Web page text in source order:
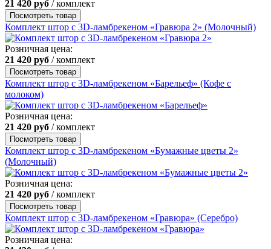
21 420 руб / комплект
Посмотреть товар
Комплект штор с 3D-ламбрекеном «Гравюра 2» (Молочный)
Розничная цена:
21 420 руб / комплект
Посмотреть товар
Комплект штор с 3D-ламбрекеном «Барельеф» (Кофе с
молоком)
Розничная цена:
21 420 руб / комплект
Посмотреть товар
Комплект штор с 3D-ламбрекеном «Бумажные цветы 2»
(Молочный)
Розничная цена:
21 420 руб / комплект
Посмотреть товар
Комплект штор с 3D-ламбрекеном «Гравюра» (Серебро)
Розничная цена: